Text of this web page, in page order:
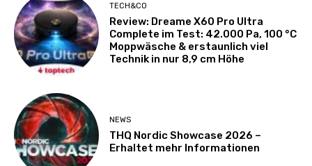
TECH&CO
Review: Dreame X60 Pro Ultra
Complete im Test: 42.000 Pa, 100 °C
Moppwäsche & erstaunlich viel
Technik in nur 8,9 cm Höhe
NEWS
THQ Nordic Showcase 2026 –
Erhaltet mehr Informationen